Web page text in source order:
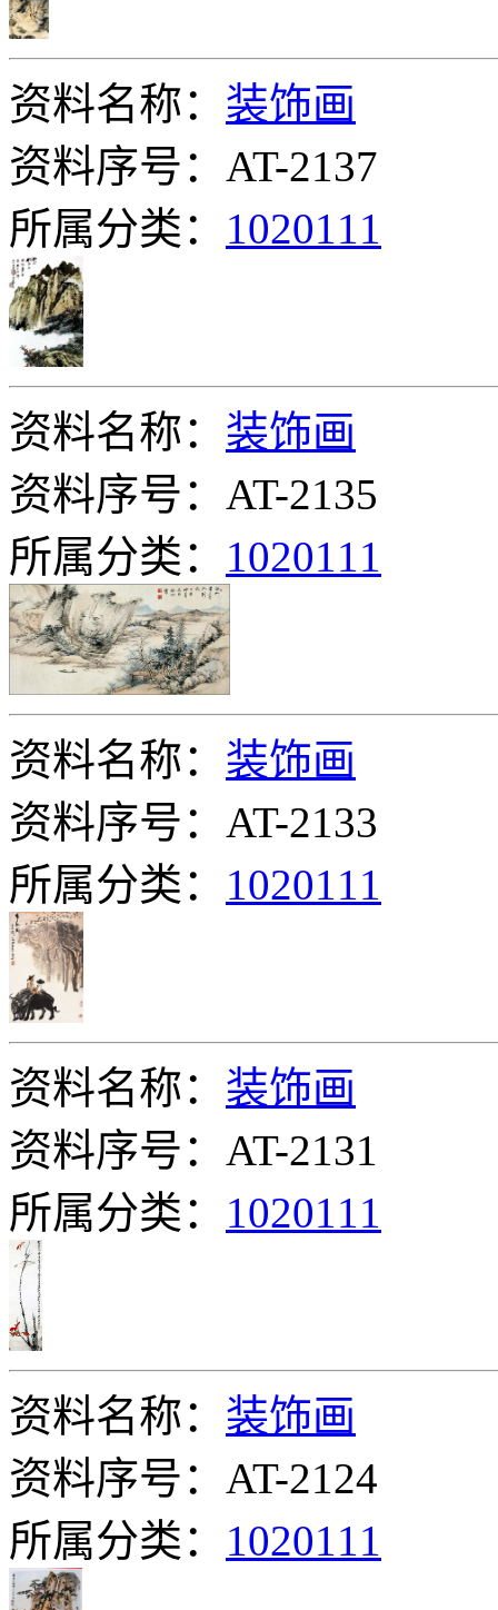
资料名称： 装饰画
资料序号：AT-2137
所属分类： 1020111
资料名称： 装饰画
资料序号：AT-2135
所属分类： 1020111
资料名称： 装饰画
资料序号：AT-2133
所属分类： 1020111
资料名称： 装饰画
资料序号：AT-2131
所属分类： 1020111
资料名称： 装饰画
资料序号：AT-2124
所属分类： 1020111